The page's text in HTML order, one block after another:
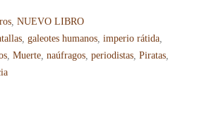
NUEVO LIBRO
galeotes humanos imperio rátida
Muerte naúfragos periodistas Piratas